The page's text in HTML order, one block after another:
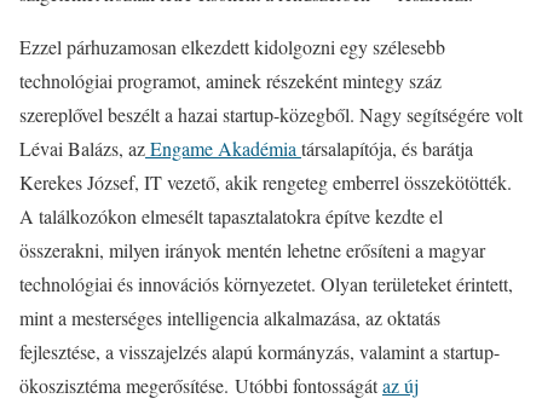
Ezzel párhuzamosan elkezdett kidolgozni egy szélesebb
technológiai programot, aminek részeként mintegy száz
szereplővel beszélt a hazai startup-közegből. Nagy segítségére volt
Lévai Balázs, azEngame Akadémia társalapítója, és barátja
Kerekes József, IT vezető, akik rengeteg emberrel összekötötték.
A találkozókon elmesélt tapasztalatokra építve kezdte el
összerakni, milyen irányok mentén lehetne erősíteni a magyar
technológiai és innovációs környezetet. Olyan területeket érintett,
mint a mesterséges intelligencia alkalmazása, az oktatás
fejlesztése, a visszajelzés alapú kormányzás, valamint a startup-
ökoszisztéma megerősítése. Utóbbi fontosságátaz új